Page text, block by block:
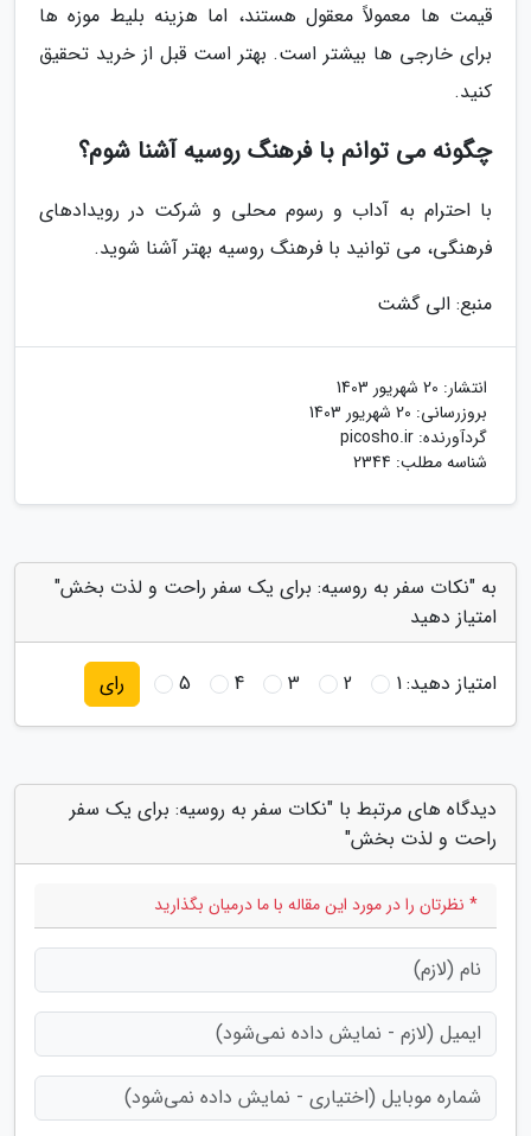
قیمت ها معمولاً معقول هستند، اما هزینه بلیط موزه ها
برای خارجی ها بیشتر است. بهتر است قبل از خرید تحقیق
کنید.
چگونه می توانم با فرهنگ روسیه آشنا شوم؟
با احترام به آداب و رسوم محلی و شرکت در رویدادهای
فرهنگی، می توانید با فرهنگ روسیه بهتر آشنا شوید.
منبع: الی گشت
انتشار: 20 شهریور 1403
بروزرسانی: 20 شهریور 1403
گردآورنده: picosho.ir
شناسه مطلب: 2344
به "نکات سفر به روسیه: برای یک سفر راحت و لذت بخش"
امتیاز دهید
امتیاز دهید:1
2
3
4
5 رای
دیدگاه های مرتبط با "نکات سفر به روسیه: برای یک سفر
راحت و لذت بخش"
* نظرتان را در مورد این مقاله با ما درمیان بگذارید